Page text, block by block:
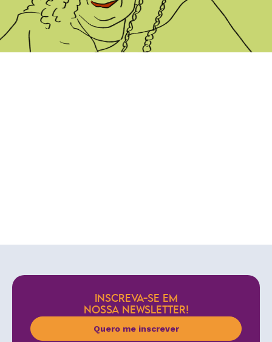
INSCREVA-SE EM
NOSSA NEWSLETTER!
Quero me inscrever